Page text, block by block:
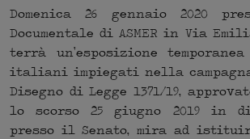
Domenica 26 gennaio 2020
Documentale di ASMER in Via
terrà un’esposizione
italiani impiegati nella
Disegno di Legge 1371/19,
lo scorso 25 giugno 2019 in
presso il Senato, mira ad